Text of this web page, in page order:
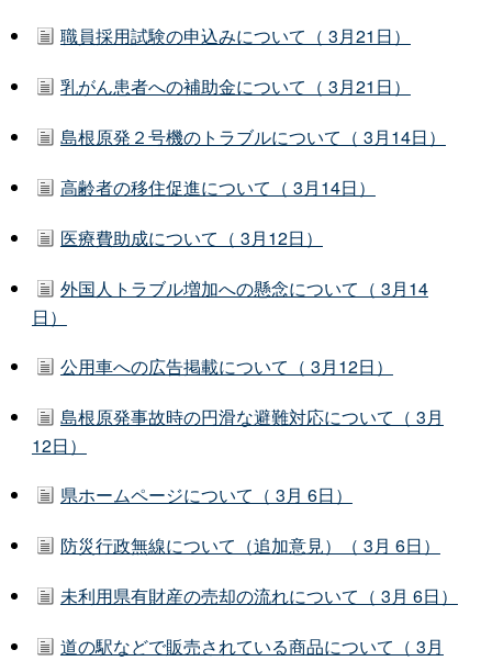
職員採用試験の申込みについて（ 3月21日）
乳がん患者への補助金について（ 3月21日）
島根原発２号機のトラブルについて（ 3月14日）
高齢者の移住促進について（ 3月14日）
医療費助成について（ 3月12日）
外国人トラブル増加への懸念について（ 3月14
日）
公用車への広告掲載について（ 3月12日）
島根原発事故時の円滑な避難対応について（ 3月
12日）
県ホームページについて（ 3月 6日）
防災行政無線について（追加意見）（ 3月 6日）
未利用県有財産の売却の流れについて（ 3月 6日）
道の駅などで販売されている商品について（ 3月